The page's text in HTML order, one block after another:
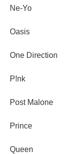
Ne-Yo
Oasis
One Direction
P!nk
Post Malone
Prince
Queen